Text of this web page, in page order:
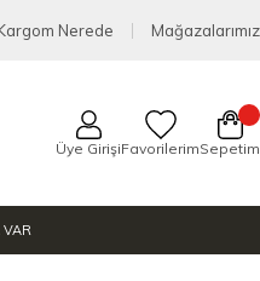
Nerede Mağazalarımız
Üye GirişiFavorilerimSepetim
VAR